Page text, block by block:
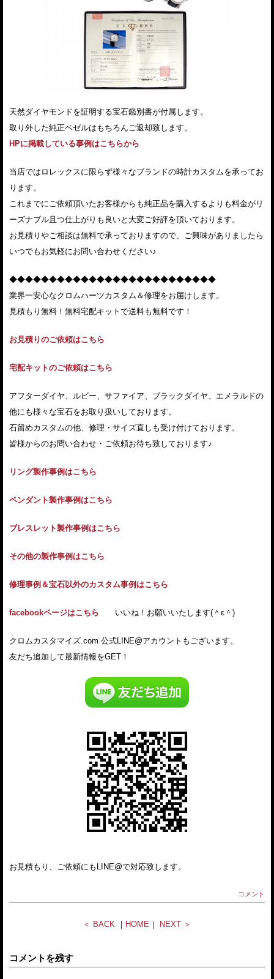
天然ダイヤモンドを証明する宝石鑑別書が付属します。
取り外した純正ベゼルはもちろんご返却致します。
HPに掲載している事例はこちらから
当店ではロレックスに限らず様々なブランドの時計カスタムを承ってお
ります。
これまでにご依頼頂いたお客様からも純正品を購入するよりも料金がリ
ーズナブル且つ仕上がりも良いと大変ご好評を頂いております。
お見積りやご相談は無料で承っておりますので、ご興味がありましたら
いつでもお気軽にお問い合わせください♪
◆◆◆◆◆◆◆◆◆◆◆◆◆◆◆◆◆◆◆◆◆◆◆◆◆◆
業界一安心なクロムハーツカスタム＆修理をお届けします。
見積もり無料！無料宅配キットで送料も無料です！
お見積りのご依頼はこちら
宅配キットのご依頼はこちら
アフターダイヤ、ルビー、サファイア、ブラックダイヤ、エメラルドの
他にも様々な宝石をお取り扱いしております。
石留めカスタムの他、修理・サイズ直しも受け付けております。
皆様からのお問い合わせ・ご依頼お待ち致しております♪
リング製作事例はこちら
ペンダント製作事例はこちら
ブレスレット製作事例はこちら
その他の製作事例はこちら
修理事例＆宝石以外のカスタム事例はこちら
facebookページはこちら いいね！お願いいたします(＾ε＾)
クロムカスタマイズ.com 公式LINE@アカウントもございます。
友だち追加して最新情報をGET！
お見積もり、ご依頼にもLINE@で対応致します。
コメント
＜ BACK ｜ HOME ｜ NEXT ＞
コメントを残す